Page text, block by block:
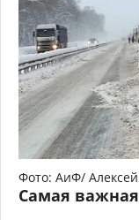
Фото: АиФ/
Самая